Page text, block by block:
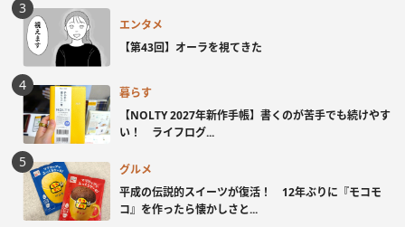
エンタメ
【第43回】オーラを視てきた
暮らす
【NOLTY 2027年新作手帳】書くのが苦手でも続けやす
い！ ライフログ...
グルメ
平成の伝説的スイーツが復活！ 12年ぶりに『モコモ
コ』を作ったら懐かしさと...